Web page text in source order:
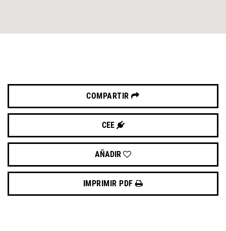
COMPARTIR
CEE
AÑADIR
IMPRIMIR PDF